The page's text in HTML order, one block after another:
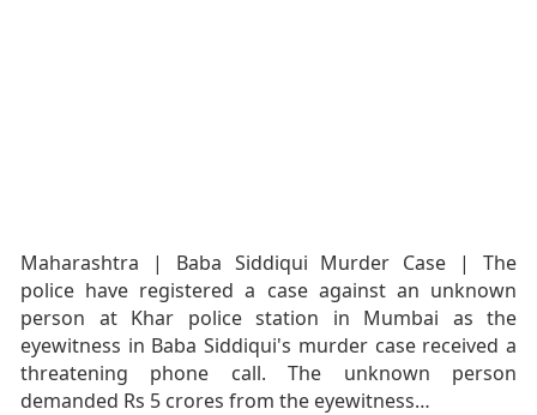
Maharashtra | Baba Siddiqui Murder Case | The
police have registered a case against an unknown
person at Khar police station in Mumbai as the
eyewitness in Baba Siddiqui's murder case received a
threatening phone call. The unknown person
demanded Rs 5 crores from the eyewitness…